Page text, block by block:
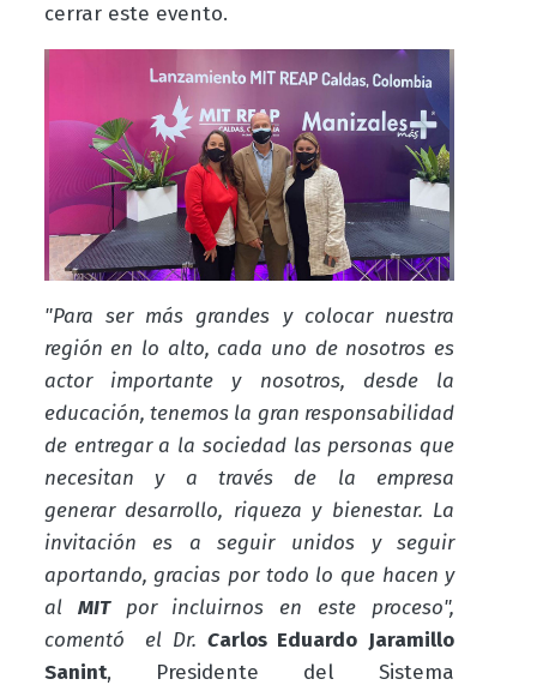
cerrar este evento.
"Para ser más grandes y colocar nuestra
región en lo alto, cada uno de nosotros es
actor importante y nosotros, desde la
educación, tenemos la gran responsabilidad
de entregar a la sociedad las personas que
necesitan y a través de la empresa
generar desarrollo, riqueza y bienestar. La
invitación es a seguir unidos y seguir
aportando, gracias por todo lo que hacen y
al MITpor incluirnos en este proceso",
comentó el Dr. Carlos Eduardo Jaramillo
Sanint, Presidente del Sistema